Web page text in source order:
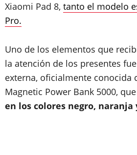
Xiaomi Pad 8, tanto el modelo
Pro.
Uno de los elementos que
la atención de los presentes
externa, oficialmente conocida
Magnetic Power Bank 5000,
en los colores negro, naranja